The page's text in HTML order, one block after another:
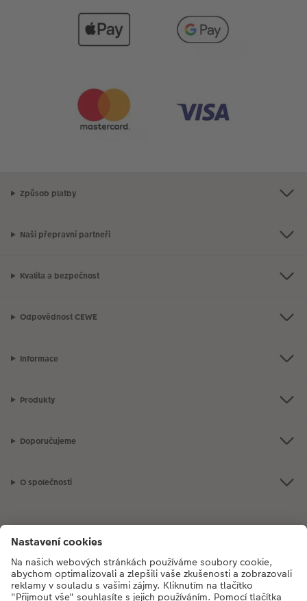
Způsob platby
Naši přepravní partneři
Kvalita a bezpečnost
Odpovědnost CEWE
Informace
Produkty
Doporučujeme
O společnosti
Máte-li jakékoli dotazy týkající se fotoproduktů nebo objednávek,